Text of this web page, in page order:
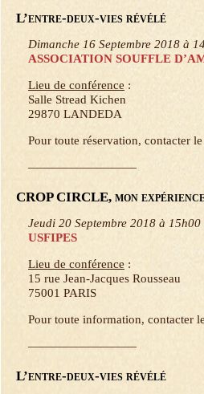
L’entre-deux-vies révélé
Dimanche 16 Septembre 2018 à
ASSOCIATION SOUFFLE
Lieu de conférence :
Salle Stread Kichen
29870 LANDEDA
Pour toute réservation, contacter
—————————
CROP CIRCLE, mon
Jeudi 20 Septembre 2018 à 15h00
USFIPES
Lieu de conférence :
15 rue Jean-Jacques Rousseau
75001 PARIS
Pour toute information, contacter
—————————
L’entre-deux-vies révélé